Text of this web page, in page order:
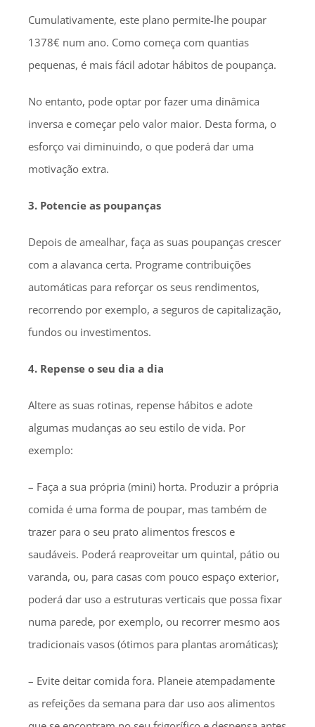
Cumulativamente, este plano permite-lhe poupar
1378€ num ano. Como começa com quantias
pequenas, é mais fácil adotar hábitos de poupança.
No entanto, pode optar por fazer uma dinâmica
inversa e começar pelo valor maior. Desta forma, o
esforço vai diminuindo, o que poderá dar uma
motivação extra.
3. Potencie as poupanças
Depois de amealhar, faça as suas poupanças crescer
com a alavanca certa. Programe contribuições
automáticas para reforçar os seus rendimentos,
recorrendo por exemplo, a seguros de capitalização,
fundos ou investimentos.
4. Repense o seu dia a dia
Altere as suas rotinas, repense hábitos e adote
algumas mudanças ao seu estilo de vida. Por
exemplo:
– Faça a sua própria (mini) horta. Produzir a própria
comida é uma forma de poupar, mas também de
trazer para o seu prato alimentos frescos e
saudáveis. Poderá reaproveitar um quintal, pátio ou
varanda, ou, para casas com pouco espaço exterior,
poderá dar uso a estruturas verticais que possa fixar
numa parede, por exemplo, ou recorrer mesmo aos
tradicionais vasos (ótimos para plantas aromáticas);
– Evite deitar comida fora. Planeie atempadamente
as refeições da semana para dar uso aos alimentos